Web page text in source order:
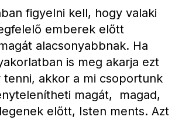
figyelni kell, hogy valaki
emberek előtt
alacsonyabbnak. Ha
is meg akarja ezt
tenni, akkor a mi csoportunk
magát,  magad,
előtt, Isten ments. Azt